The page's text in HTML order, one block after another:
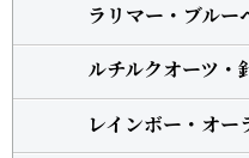
ラリマー・ブル
ルチルクオーツ・
レインボー・オー